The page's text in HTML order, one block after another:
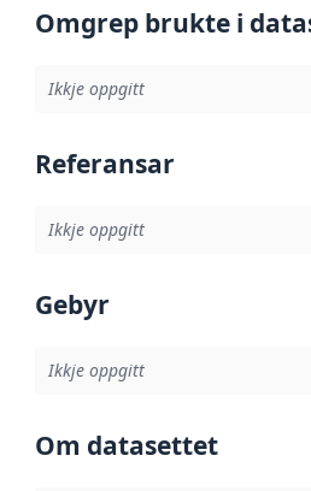
Omgrep brukte i
Ikkje oppgitt
Referansar
Ikkje oppgitt
Gebyr
Ikkje oppgitt
Om datasettet